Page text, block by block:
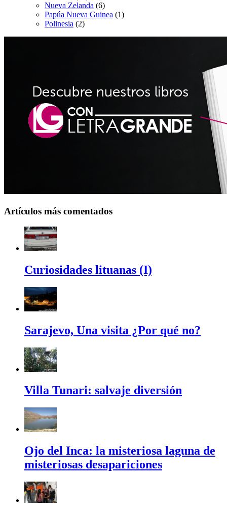
Nueva Zelanda (6)
Papúa Nueva Guinea (1)
Polinesia (2)
Artículos más comentados
Curiosidades lituanas (I)
Sarajevo, Una visita ¿Por qué no?
Villa Tunari: salvaje diversión
Ojo del Inca: la misteriosa laguna de
misteriosas desapariciones